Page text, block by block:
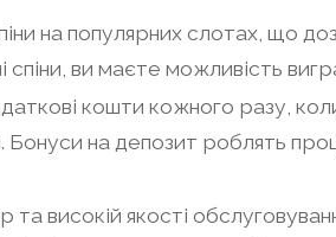
на популярних слотах, що
спіни, ви маєте можливість
кошти кожного разу,
Бонуси на депозит роблять
та високій якості